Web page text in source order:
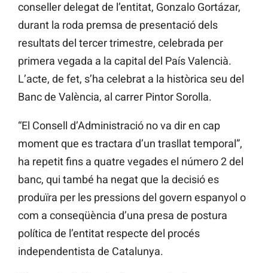
conseller delegat de l’entitat, Gonzalo Gortázar,
durant la roda premsa de presentació dels
resultats del tercer trimestre, celebrada per
primera vegada a la capital del País Valencià.
L’acte, de fet, s’ha celebrat a la històrica seu del
Banc de València, al carrer Pintor Sorolla.
“El Consell d’Administració no va dir en cap
moment que es tractara d’un trasllat temporal”,
ha repetit fins a quatre vegades el número 2 del
banc, qui també ha negat que la decisió es
produïra per les pressions del govern espanyol o
com a conseqüència d’una presa de postura
política de l’entitat respecte del procés
independentista de Catalunya.